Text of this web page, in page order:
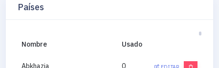
Países
Nombre Usado
Abkhazia 0